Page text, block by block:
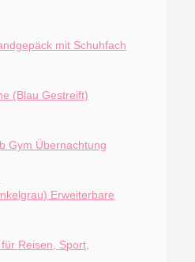
Erweiterbare